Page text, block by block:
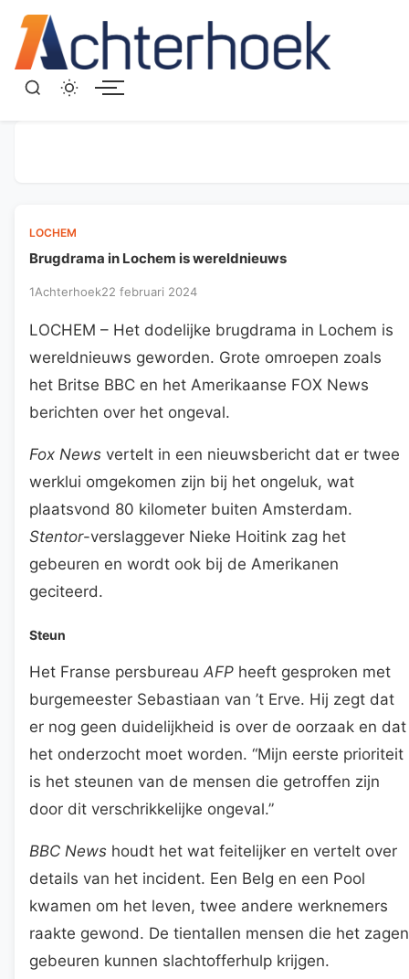
LOCHEM
Brugdrama in Lochem is wereldnieuws
1Achterhoek22 februari 2024
LOCHEM – Het dodelijke brugdrama in Lochem is
wereldnieuws geworden. Grote omroepen zoals
het Britse BBC en het Amerikaanse FOX News
berichten over het ongeval.
Fox News vertelt in een nieuwsbericht dat er twee
werklui omgekomen zijn bij het ongeluk, wat
plaatsvond 80 kilometer buiten Amsterdam.
Stentor-verslaggever Nieke Hoitink zag het
gebeuren en wordt ook bij de Amerikanen
geciteerd.
Steun
Het Franse persbureau AFP heeft gesproken met
burgemeester Sebastiaan van ’t Erve. Hij zegt dat
er nog geen duidelijkheid is over de oorzaak en dat
het onderzocht moet worden. “Mijn eerste prioriteit
is het steunen van de mensen die getroffen zijn
door dit verschrikkelijke ongeval.”
BBC News houdt het wat feitelijker en vertelt over
details van het incident. Een Belg en een Pool
kwamen om het leven, twee andere werknemers
raakte gewond. De tientallen mensen die het zagen
gebeuren kunnen slachtofferhulp krijgen.